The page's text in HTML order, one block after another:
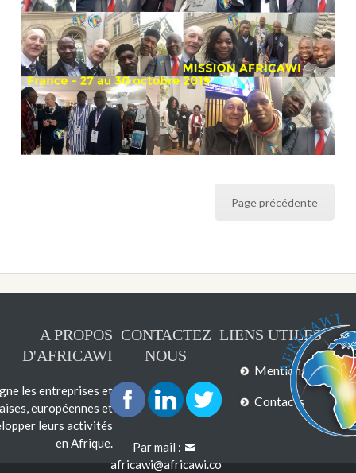
Page précédente
A PROPOS
D'AFRICAWI
les entreprises et
européennes et
leurs activités
en Afrique.
CONTACTEZ
NOUS
Par mail :
africawi@africawi.co
LIENS UTILES
Mentions légales
Contacts